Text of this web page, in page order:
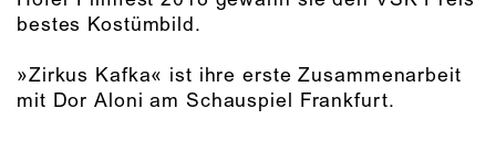
bestes Kostümbild.
»Zirkus Kafka« ist ihre erste Zusammenarbeit
mit Dor Aloni am Schauspiel Frankfurt.